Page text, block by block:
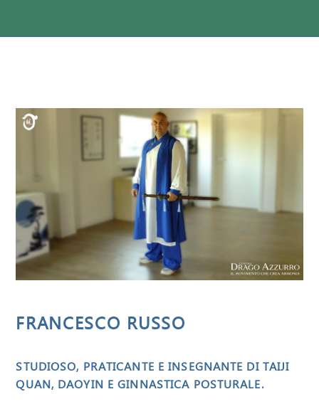
FRANCESCO RUSSO
STUDIOSO, PRATICANTE E INSEGNANTE DI TAIJI
QUAN, DAOYIN E GINNASTICA POSTURALE.